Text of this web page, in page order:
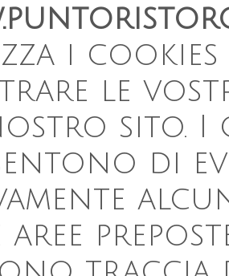
i cookies
le
sito. I
di
aree